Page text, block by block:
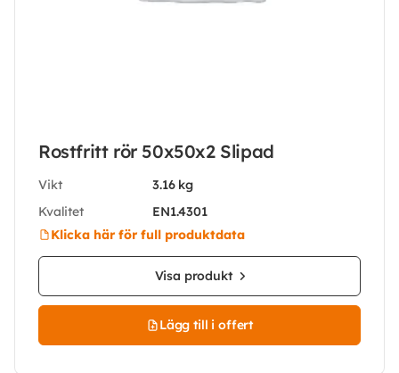
Rostfritt rör 50x50x2 Slipad
Vikt
3.16 kg
Kvalitet
EN1.4301
Klicka här för full produktdata
Visa produkt
Lägg till i offert